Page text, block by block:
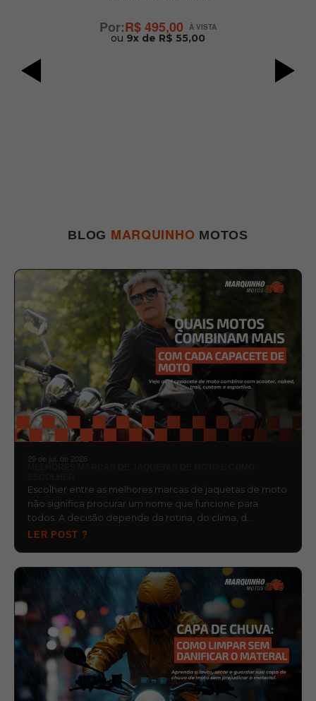
R$ 495,00
ou 9x de R$ 55,00
BLOG MARQUINHO MOTOS
29 de jul. de 2026
Escolher entre as melhores marcas de jaquetas de moto
não significa procurar um nome que funcione para
todos. A decisão depende da rotina, do clima, d…
LER POST ?